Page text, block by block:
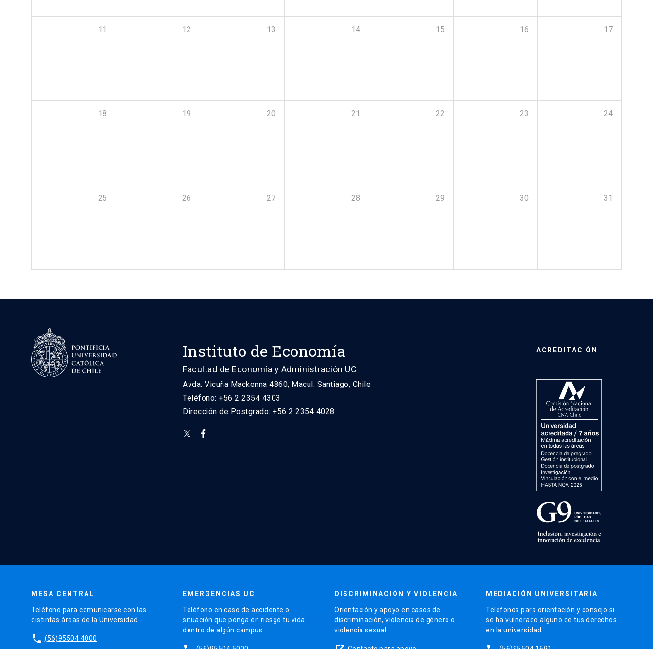
11 12 13 14 15 16 17
18 19 20 21 22 23 24
25 26 27 28 29 30 31
Instituto de Economía
Facultad de Economía y Administración UC
Avda. Vicuña Mackenna 4860, Macul. Santiago, Chile
Teléfono: +56 2 2354 4303
Dirección de Postgrado: +56 2 2354 4028
ACREDITACIÓN
MESA CENTRAL
Teléfono para comunicarse con las
distintas áreas de la Universidad.
phone (56)95504 4000
EMERGENCIAS UC
Teléfono en caso de accidente o
situación que ponga en riesgo tu vida
dentro de algún campus.
DISCRIMINACIÓN Y VIOLENCIA
Orientación y apoyo en casos de
discriminación, violencia de género o
violencia sexual.
MEDIACIÓN UNIVERSITARIA
Teléfonos para orientación y consejo si
se ha vulnerado alguno de tus derechos
en la universidad.